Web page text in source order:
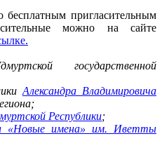
бесплатным пригласительным
можно на сайте
государственной
Александра Владимировича
Республики;
«Новые имена» им. Иветты